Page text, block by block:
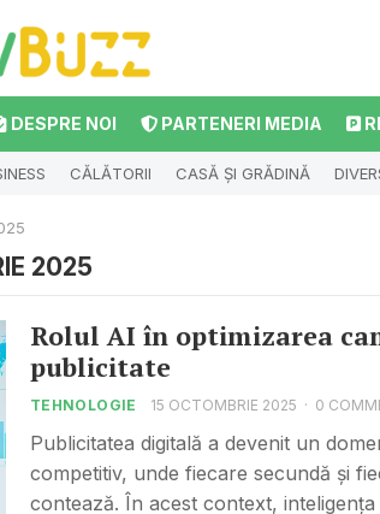
DESPRE NOI PARTENERI MEDIA
CĂLĂTORII CASĂ ȘI GRĂDINĂ
2025
Rolul AI în optimizarea
publicitate
TEHNOLOGIE 15 OCTOMBRIE 2025 · 0
Publicitatea digitală a devenit un
competitiv, unde fiecare secundă și
contează. În acest context,